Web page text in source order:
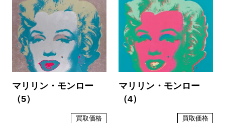
マリリン・モンロー
（5）
買取価格
マリリン・モンロー
（4）
買取価格